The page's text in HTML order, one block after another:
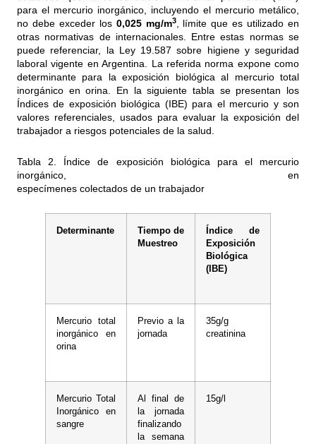
para el mercurio inorgánico, incluyendo el mercurio metálico,
no debe exceder los 0,025 mg/m3, límite que es utilizado en
otras normativas de internacionales. Entre estas normas se
puede referenciar, la Ley 19.587 sobre higiene y seguridad
laboral vigente en Argentina. La referida norma expone como
determinante para la exposición biológica al mercurio total
inorgánico en orina. En la siguiente tabla se presentan los
Índices de exposición biológica (IBE) para el mercurio y son
valores referenciales, usados para evaluar la exposición del
trabajador a riesgos potenciales de la salud.
Tabla 2. Índice de exposición biológica para el mercurio
inorgánico, en
especímenes colectados de un trabajador
Determinante
Tiempo de
Muestreo
Índice de
Exposición
Biológica
(IBE)
Mercurio total
inorgánico en
orina
Previo a la
jornada
35g/g
creatinina
Mercurio Total
Inorgánico en
sangre
Al final de
la jornada
finalizando
la semana
15g/l